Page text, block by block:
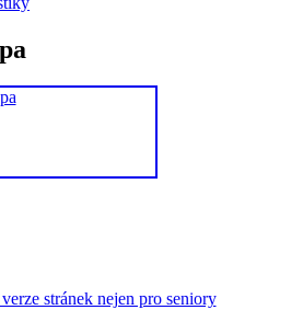
stránek nejen pro seniory